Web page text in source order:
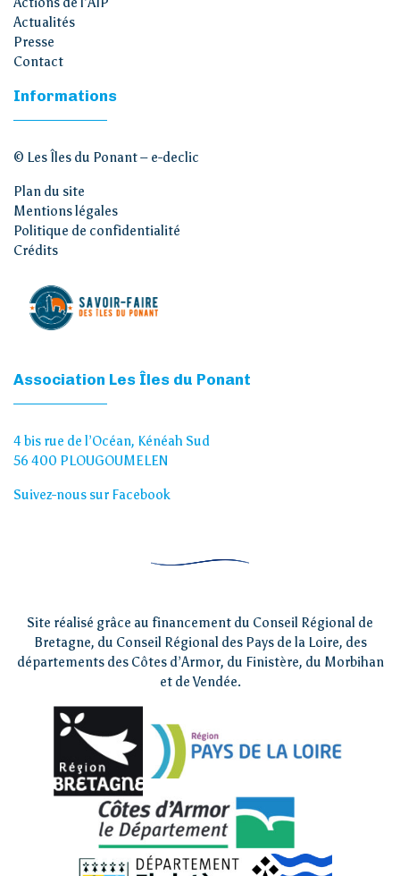
Actualités
Presse
Contact
Informations
© Les Îles du Ponant – e-declic
Plan du site
Mentions légales
Politique de confidentialité
Crédits
Association Les Îles du Ponant
4 bis rue de l’Océan, Kénéah Sud
56 400 PLOUGOUMELEN
Suivez-nous sur Facebook
Site réalisé grâce au financement du Conseil Régional de
Bretagne, du Conseil Régional des Pays de la Loire, des
départements des Côtes d’Armor, du Finistère, du Morbihan
et de Vendée.